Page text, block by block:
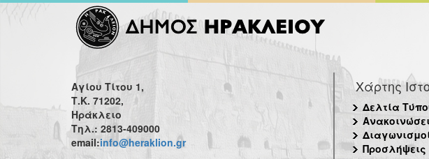
Αγίου Τίτου 1,
Τ.Κ. 71202,
Ηράκλειο
Τηλ.: 2813-409000
email:info@heraklion.gr
Χάρτης
Δελτία
Προσλήψεις